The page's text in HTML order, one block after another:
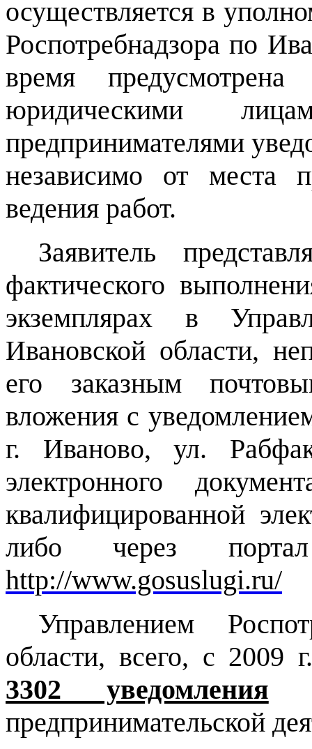
осуществляется в
Роспотребнадзора по
время предусмотрена
юридическими
предпринимателями
независимо от места
ведения работ.
Заявитель
фактического
экземплярах в
Ивановской области,
его заказным
вложения с
г. Иваново, ул.
электронного
квалифицированной
либо через портал
http://www.gosuslugi.ru/
Управлением
области, всего, с 2009
3302 уведомления
предпринимательской